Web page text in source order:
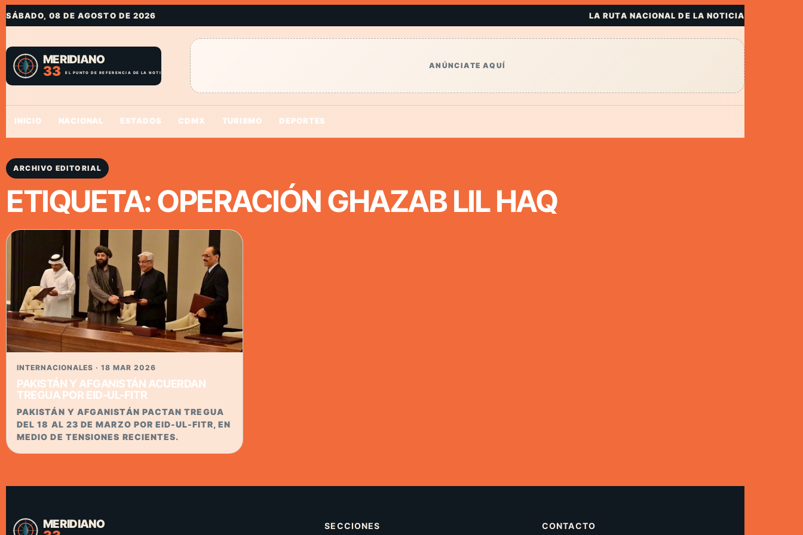
SÁBADO, 08 DE AGOSTO DE 2026 LA RUTA NACIONAL DE LA NOTICIA
ANÚNCIATE AQUÍ
INICIO NACIONAL ESTADOS CDMX TURISMO DEPORTES
ARCHIVO EDITORIAL
ETIQUETA: OPERACIÓN GHAZAB LIL HAQ
INTERNACIONALES · 18 MAR 2026
PAKISTÁN Y AFGANISTÁN ACUERDAN
TREGUA POR EID-UL-FITR
PAKISTÁN Y AFGANISTÁN PACTAN TREGUA
DEL 18 AL 23 DE MARZO POR EID-UL-FITR, EN
MEDIO DE TENSIONES RECIENTES.
SECCIONES CONTACTO